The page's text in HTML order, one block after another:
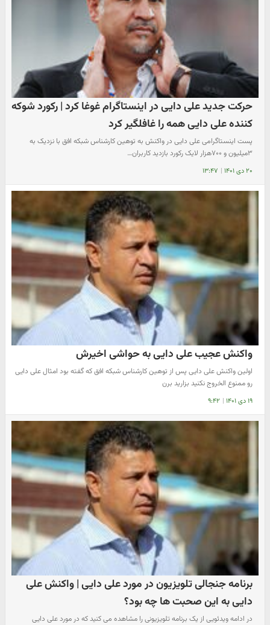
حرکت جدید علی دایی در اینستاگرام غوغا کرد | رکورد شوکه
کننده علی دایی همه را غافلگیر کرد
پست اینستاگرامی علی دایی در واکنش به توهین کارشناس شبکه افق با نزدیک به
۳میلیون و ۷۰۰هزار لایک رکورد بازدید کاربران…
۲۰ دی ۱۴۰۱ | ۱۳:۴۷
واکنش عجیب علی دایی به حواشی اخیرش
اولین وا‌کنش علی دایی پس از توهین کارشناس شبکه افق که گفته بود امثال علی دایی
رو ممنوع الخروج نکنید بزارید برن
۱۹ دی ۱۴۰۱ | ۹:۴۲
برنامه جنجالی تلویزیون در مورد علی دایی | واکنش علی
دایی به این صحبت ها چه بود؟
در ادامه ویدئویی از یک برنامه تلویزیونی را مشاهده می کنید که در مورد علی دایی